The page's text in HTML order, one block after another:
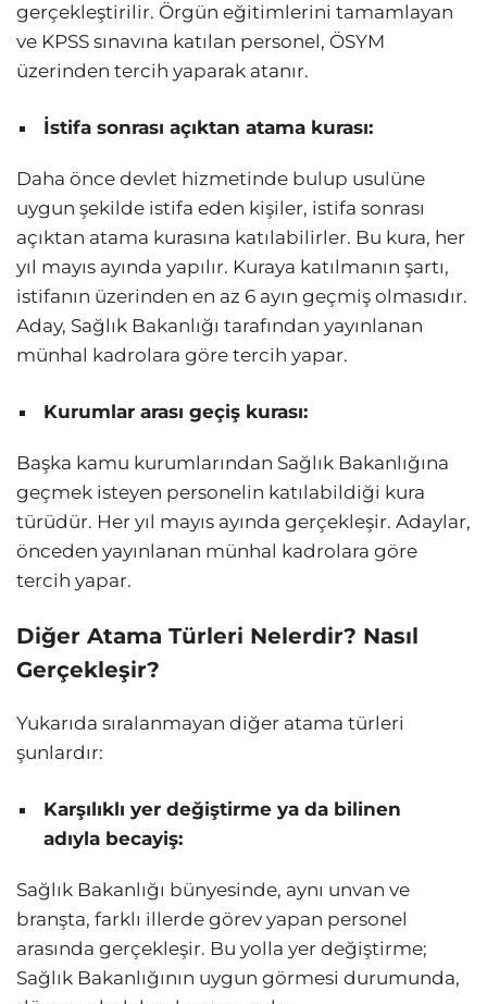
gerçekleştirilir. Örgün eğitimlerini tamamlayan
ve KPSS sınavına katılan personel, ÖSYM
üzerinden tercih yaparak atanır.
İstifa sonrası açıktan atama kurası:
Daha önce devlet hizmetinde bulup usulüne
uygun şekilde istifa eden kişiler, istifa sonrası
açıktan atama kurasına katılabilirler. Bu kura, her
yıl mayıs ayında yapılır. Kuraya katılmanın şartı,
istifanın üzerinden en az 6 ayın geçmiş olmasıdır.
Aday, Sağlık Bakanlığı tarafından yayınlanan
münhal kadrolara göre tercih yapar.
Kurumlar arası geçiş kurası:
Başka kamu kurumlarından Sağlık Bakanlığına
geçmek isteyen personelin katılabildiği kura
türüdür. Her yıl mayıs ayında gerçekleşir. Adaylar,
önceden yayınlanan münhal kadrolara göre
tercih yapar.
Diğer Atama Türleri Nelerdir? Nasıl
Gerçekleşir?
Yukarıda sıralanmayan diğer atama türleri
şunlardır:
Karşılıklı yer değiştirme ya da bilinen
adıyla becayiş:
Sağlık Bakanlığı bünyesinde, aynı unvan ve
branşta, farklı illerde görev yapan personel
arasında gerçekleşir. Bu yolla yer değiştirme;
Sağlık Bakanlığının uygun görmesi durumunda,